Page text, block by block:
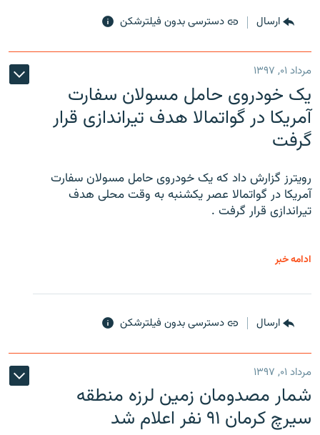
ارسال دسترسی بدون فیلترشکن
مرداد ۰۱, ۱۳۹۷
یک خودروی حامل مسولان سفارت
آمریکا در گواتمالا هدف تیراندازی قرار
گرفت
رویترز گزارش داد که یک خودروی حامل مسولان سفارت
آمریکا در گواتمالا عصر یکشنبه به وقت محلی هدف
تیراندازی قرار گرفت .
ادامه خبر
ارسال دسترسی بدون فیلترشکن
مرداد ۰۱, ۱۳۹۷
شمار مصدومان زمین لرزه منطقه
سیرچ کرمان ۹۱ نفر اعلام شد